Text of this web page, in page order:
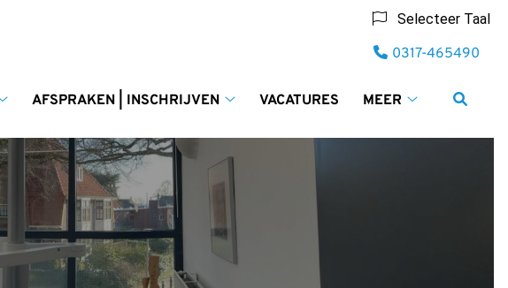
Selecteer Taal
Tandartsenpraktijk
submenu
AFSPRAKEN | INSCHRIJVEN
|
Inschrijven
VACATURES
MEER
submenu
Tel:
0317-465490